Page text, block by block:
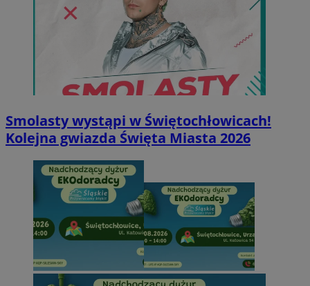
Smolasty wystąpi w Świętochłowicach!
Kolejna gwiazda Święta Miasta 2026